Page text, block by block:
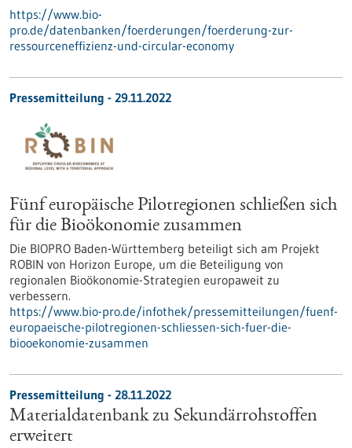
https://www.bio-
pro.de/datenbanken/foerderungen/foerderung-zur-
ressourceneffizienz-und-circular-economy
Pressemitteilung - 29.11.2022
Fünf europäische Pilotregionen schließen sich
für die Bioökonomie zusammen
Die BIOPRO Baden-Württemberg beteiligt sich am Projekt
ROBIN von Horizon Europe, um die Beteiligung von
regionalen Bioökonomie-Strategien europaweit zu
verbessern.
https://www.bio-pro.de/infothek/pressemitteilungen/fuenf-
europaeische-pilotregionen-schliessen-sich-fuer-die-
biooekonomie-zusammen
Pressemitteilung - 28.11.2022
Materialdatenbank zu Sekundärrohstoffen
erweitert